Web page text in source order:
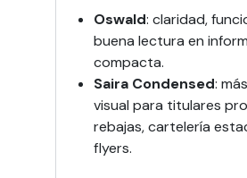
Oswald: claridad,
buena lectura en
compacta.
Saira Condensed:
visual para titulares
rebajas, cartelería
flyers.